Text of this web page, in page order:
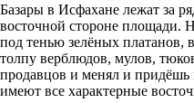
Базары в Исфахане лежат за
восточной стороне площади.
под тенью зелёных платанов,
толпу верблюдов, мулов,
продавцов и менял и
имеют все характерные